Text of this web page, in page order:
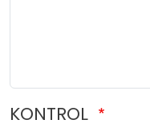
KONTROL